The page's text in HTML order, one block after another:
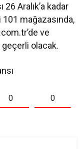
26 Aralık’a kadar
mağazasında,
ve
olacak.
0 0